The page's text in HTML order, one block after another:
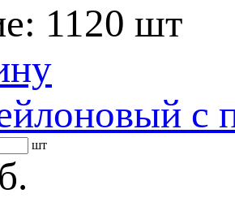
1120 шт
с
шт